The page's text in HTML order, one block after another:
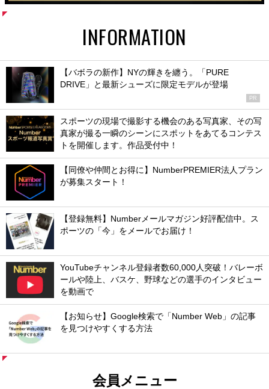
INFORMATION
【バボラの新作】NYの輝きを纏う。「PURE
DRIVE」と最新シューズに限定モデルが登場
PR
スポーツの現場で撮影する機会のある写真家、その写
真家が撮る一瞬のシーンにスポットをあてるコンテス
トを開催します。作品受付中！
【同僚や仲間とお得に】NumberPREMIER法人プラン
が募集スタート！
【登録無料】Numberメールマガジン好評配信中。ス
ポーツの「今」をメールでお届け！
YouTubeチャンネル登録者数60,000人突破！バレーボ
ールや陸上、バスケ、野球などの選手のインタビュー
を動画で
【お知らせ】Google検索で「Number Web」の記事
を見つけやすくする方法
会員メニュー